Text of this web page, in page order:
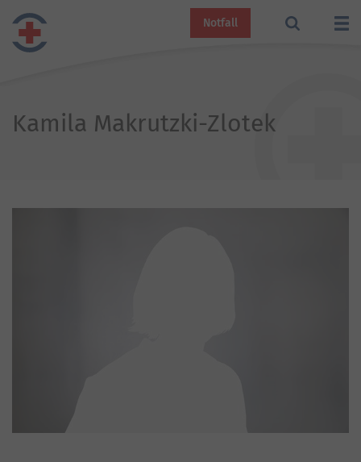
Notfall
Kamila Makrutzki-Zlotek